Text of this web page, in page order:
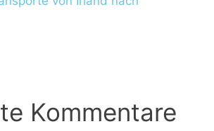
Kommentare